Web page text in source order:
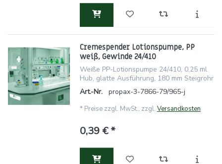
Cremespender Lotionspumpe, PP
weiß, Gewinde 24/410
Weiße PP-Lotionspumpe 24/410, 0,25 ml
Hub, glatte Ausführung, 180 mm Steigrohr
Art.-Nr.
propax-3-7866-79/965-j
* Preise zzgl. MwSt., zzgl. Versandkosten
0,39 € *